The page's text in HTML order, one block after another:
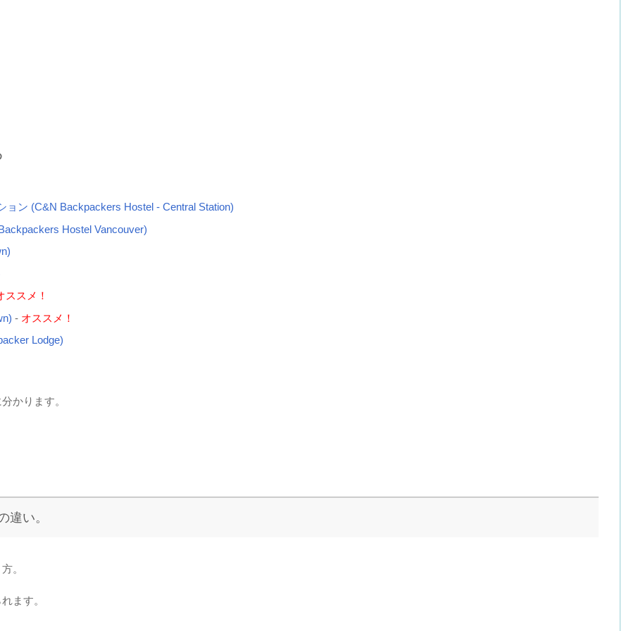
ン (C&N Backpackers Hostel - Central Station)
Hostel Vancouver)
ススメ！
- オススメ！
Lodge)
かります。
違い。
。
ます。